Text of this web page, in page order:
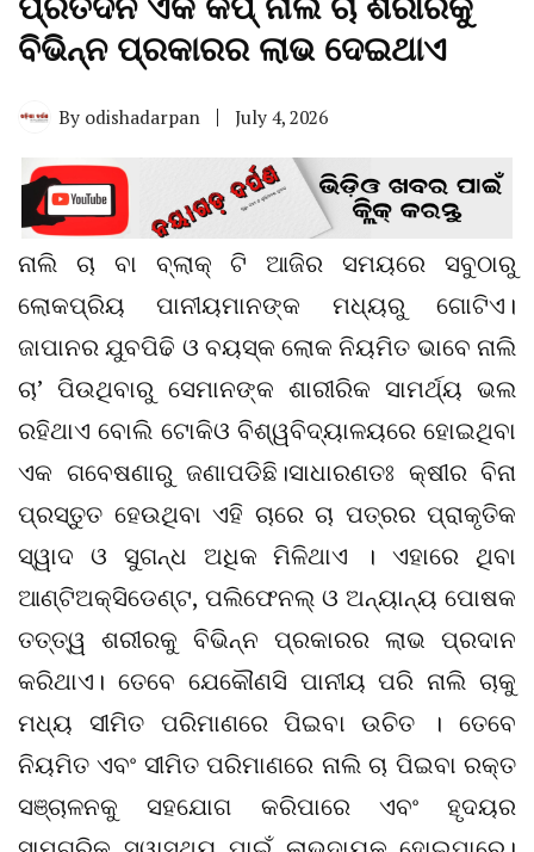
ପ୍ରତିଦିନ ଏକ କପ୍ ନାଲି ଚା ଶରୀରକୁ
ବିଭିନ୍ନ ପ୍ରକାରର ଲାଭ ଦେଇଥାଏ
By odishadarpan July 4, 2026
ନାଲି ଚା ବା ବ୍ଲାକ୍ ଟି ଆଜିର ସମୟରେ ସବୁଠାରୁ
ଲୋକପ୍ରିୟ ପାନୀୟମାନଙ୍କ ମଧ୍ୟରୁ ଗୋଟିଏ।
ଜାପାନର ଯୁବପିଢି ଓ ବୟସ୍କ ଲୋକ ନିୟମିତ ଭାବେ ନାଲି
ଚା’ ପିଉଥିବାରୁ ସେମାନଙ୍କ ଶାରୀରିକ ସାମର୍ଥ୍ୟ ଭଲ
ରହିଥାଏ ବୋଲି ଟୋକିଓ ବିଶ୍ୱବିଦ୍ୟାଳୟରେ ହୋଇଥିବା
ଏକ ଗବେଷଣାରୁ ଜଣାପଡିଛି।ସାଧାରଣତଃ କ୍ଷୀର ବିନା
ପ୍ରସ୍ତୁତ ହେଉଥିବା ଏହି ଚାରେ ଚା ପତ୍ରର ପ୍ରାକୃତିକ
ସ୍ୱାଦ ଓ ସୁଗନ୍ଧ ଅଧିକ ମିଳିଥାଏ । ଏହାରେ ଥିବା
ଆଣ୍ଟିଅକ୍ସିଡେଣ୍ଟ, ପଲିଫେନଲ୍ ଓ ଅନ୍ୟାନ୍ୟ ପୋଷକ
ତତ୍ତ୍ୱ ଶରୀରକୁ ବିଭିନ୍ନ ପ୍ରକାରର ଲାଭ ପ୍ରଦାନ
କରିଥାଏ। ତେବେ ଯେକୌଣସି ପାନୀୟ ପରି ନାଲି ଚାକୁ
ମଧ୍ୟ ସୀମିତ ପରିମାଣରେ ପିଇବା ଉଚିତ । ତେବେ
ନିୟମିତ ଏବଂ ସୀମିତ ପରିମାଣରେ ନାଲି ଚା ପିଇବା ରକ୍ତ
ସଞ୍ଚାଳନକୁ ସହଯୋଗ କରିପାରେ ଏବଂ ହୃଦୟର